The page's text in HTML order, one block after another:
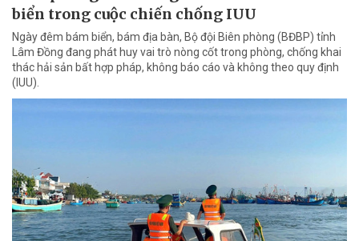
biển trong cuộc chiến chống IUU
Ngày đêm bám biển, bám địa bàn, Bộ đội Biên phòng (BĐBP) tỉnh
Lâm Đồng đang phát huy vai trò nòng cốt trong phòng, chống khai
thác hải sản bất hợp pháp, không báo cáo và không theo quy định
(IUU).